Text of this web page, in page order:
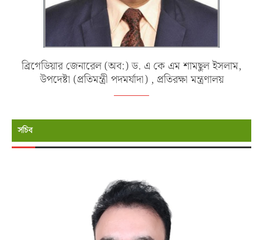
ব্রিগেডিয়ার জেনারেল (অব:) ড. এ কে এম শামছুল ইসলাম,
উপদেষ্টা (প্রতিমন্ত্রী পদমর্যাদা) , প্রতিরক্ষা মন্ত্রণালয়
সচিব